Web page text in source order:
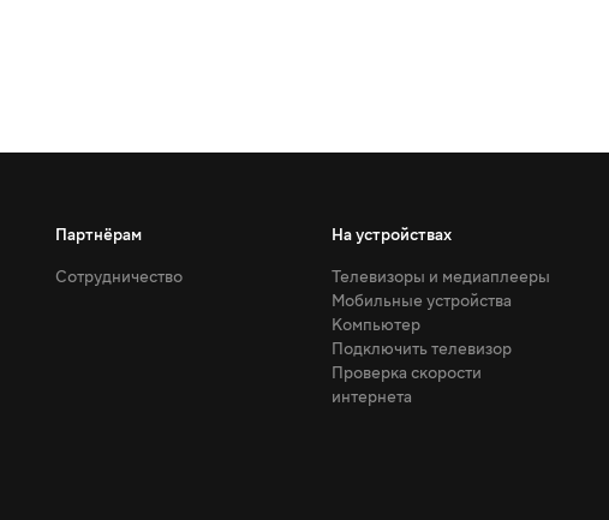
Партнёрам
Сотрудничество
На устройствах
Телевизоры и медиаплееры
Мобильные устройства
Компьютер
Подключить телевизор
Проверка скорости
интернета